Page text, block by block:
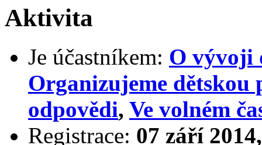
Aktivita
Je účastníkem: O vývoji
Organizujeme dětskou
odpovědi, Ve volném
Registrace: 07 září